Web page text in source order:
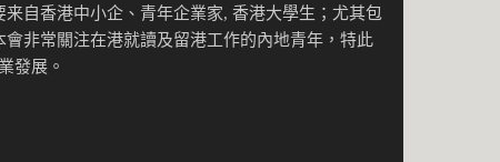
自香港中小企、青年企業家, 香港大學生；尤其包
非常關注在港就讀及留港工作的內地青年，特此
發展。